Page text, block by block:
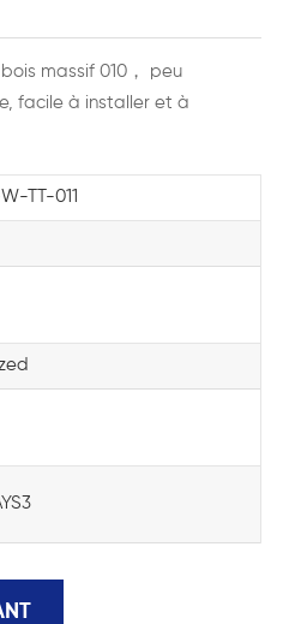
massif 010，
peu
facile à installer et à
TT-011